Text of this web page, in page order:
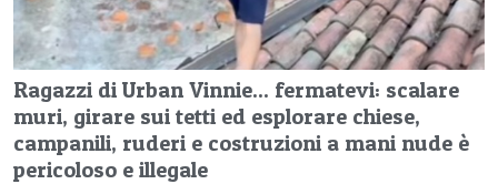
Ragazzi di Urban Vinnie... fermatevi: scalare
muri, girare sui tetti ed esplorare chiese,
campanili, ruderi e costruzioni a mani nude è
pericoloso e illegale